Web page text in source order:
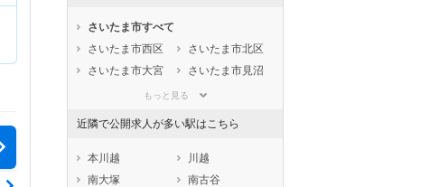
石川県
福井県
静岡県
愛知県
三重県
滋賀県
京都府
大阪府
奈良県
香川県
愛媛県
福岡県
佐賀県
さいたま市すべて
さいたま市西区
さいたま市北区
さいたま市大宮
さいたま市見沼
区
区
さいたま市緑区
さいたま市岩槻
もっと見る
近隣で公開求人が多い駅はこちら
本川越
川越
南大塚
南古谷